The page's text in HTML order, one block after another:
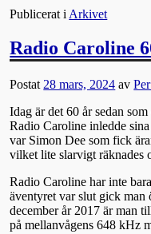
Publicerat i Arkivet
Radio Caroline
Postat 28 mars, 2024 av
Idag är det 60 år sedan
Radio Caroline inledde
var Simon Dee som fick
vilket lite slarvigt räknades
Radio Caroline har inte
äventyret var slut gick man
december år 2017 är man
på mellanvågens 648 kHz